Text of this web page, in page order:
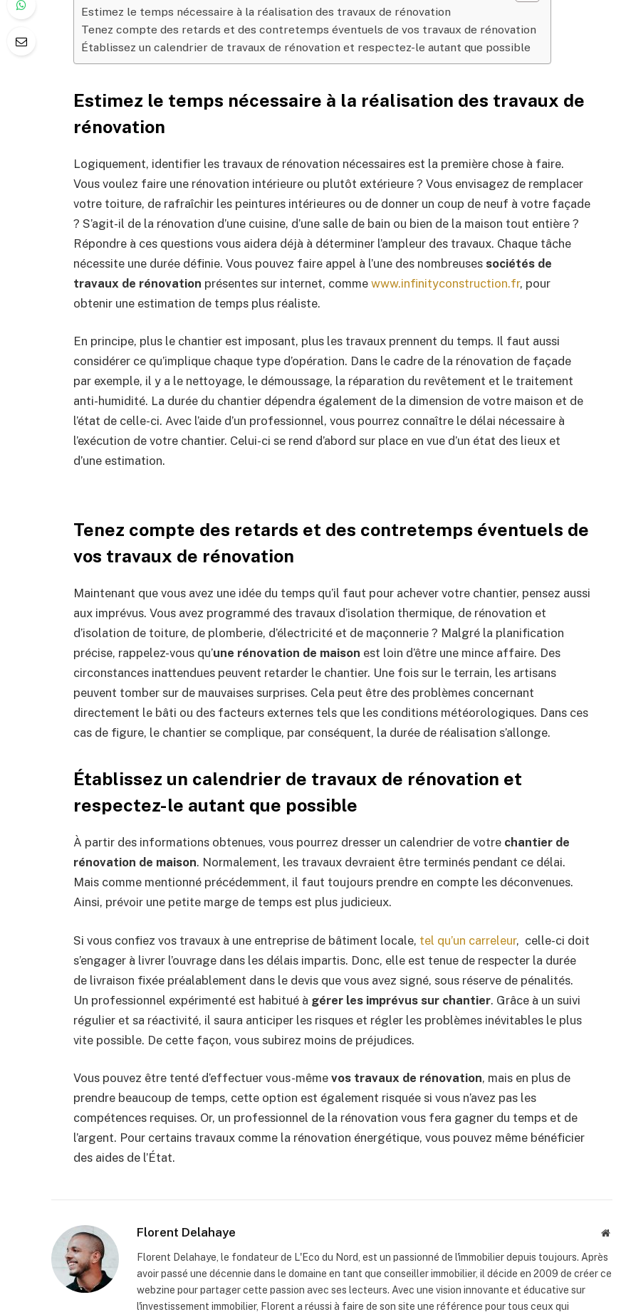
Estimez le temps nécessaire à la réalisation des travaux de rénovation
Tenez compte des retards et des contretemps éventuels de vos travaux de rénovation
Établissez un calendrier de travaux de rénovation et respectez-le autant que possible
Estimez le temps nécessaire à la réalisation des travaux de
rénovation
Logiquement, identifier les travaux de rénovation nécessaires est la première chose à faire.
Vous voulez faire une rénovation intérieure ou plutôt extérieure ? Vous envisagez de remplacer
votre toiture, de rafraîchir les peintures intérieures ou de donner un coup de neuf à votre façade
? S’agit-il de la rénovation d’une cuisine, d’une salle de bain ou bien de la maison tout entière ?
Répondre à ces questions vous aidera déjà à déterminer l’ampleur des travaux. Chaque tâche
nécessite une durée définie. Vous pouvez faire appel à l’une des nombreuses sociétés de
travaux de rénovation présentes sur internet, comme www.infinityconstruction.fr, pour
obtenir une estimation de temps plus réaliste.
En principe, plus le chantier est imposant, plus les travaux prennent du temps. Il faut aussi
considérer ce qu’implique chaque type d’opération. Dans le cadre de la rénovation de façade
par exemple, il y a le nettoyage, le démoussage, la réparation du revêtement et le traitement
anti-humidité. La durée du chantier dépendra également de la dimension de votre maison et de
l’état de celle-ci. Avec l’aide d’un professionnel, vous pourrez connaître le délai nécessaire à
l’exécution de votre chantier. Celui-ci se rend d’abord sur place en vue d’un état des lieux et
d’une estimation.
Tenez compte des retards et des contretemps éventuels de
vos travaux de rénovation
Maintenant que vous avez une idée du temps qu’il faut pour achever votre chantier, pensez aussi
aux imprévus. Vous avez programmé des travaux d’isolation thermique, de rénovation et
d’isolation de toiture, de plomberie, d’électricité et de maçonnerie ? Malgré la planification
précise, rappelez-vous qu’une rénovation de maison est loin d’être une mince affaire. Des
circonstances inattendues peuvent retarder le chantier. Une fois sur le terrain, les artisans
peuvent tomber sur de mauvaises surprises. Cela peut être des problèmes concernant
directement le bâti ou des facteurs externes tels que les conditions météorologiques. Dans ces
cas de figure, le chantier se complique, par conséquent, la durée de réalisation s’allonge.
Établissez un calendrier de travaux de rénovation et
respectez-le autant que possible
À partir des informations obtenues, vous pourrez dresser un calendrier de votre chantier de
rénovation de maison. Normalement, les travaux devraient être terminés pendant ce délai.
Mais comme mentionné précédemment, il faut toujours prendre en compte les déconvenues.
Ainsi, prévoir une petite marge de temps est plus judicieux.
Si vous confiez vos travaux à une entreprise de bâtiment locale, tel qu’un carreleur, celle-ci doit
s’engager à livrer l’ouvrage dans les délais impartis. Donc, elle est tenue de respecter la durée
de livraison fixée préalablement dans le devis que vous avez signé, sous réserve de pénalités.
Un professionnel expérimenté est habitué à gérer les imprévus sur chantier. Grâce à un suivi
régulier et sa réactivité, il saura anticiper les risques et régler les problèmes inévitables le plus
vite possible. De cette façon, vous subirez moins de préjudices.
Vous pouvez être tenté d’effectuer vous-même vos travaux de rénovation, mais en plus de
prendre beaucoup de temps, cette option est également risquée si vous n’avez pas les
compétences requises. Or, un professionnel de la rénovation vous fera gagner du temps et de
l’argent. Pour certains travaux comme la rénovation énergétique, vous pouvez même bénéficier
des aides de l’État.
Florent Delahaye
Site
Florent Delahaye, le fondateur de L'Eco du Nord, est un passionné de l'immobilier depuis toujours. Après
avoir passé une décennie dans le domaine en tant que conseiller immobilier, il décide en 2009 de créer ce
webzine pour partager cette passion avec ses lecteurs. Avec une vision innovante et éducative sur
l'investissement immobilier, Florent a réussi à faire de son site une référence pour tous ceux qui